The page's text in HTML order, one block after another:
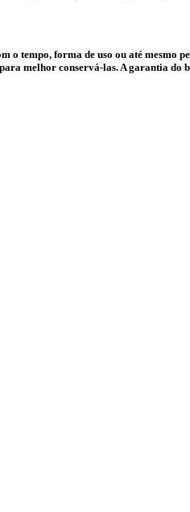
tempo, forma de uso ou até mesmo
melhor conservá-las. A garantia do